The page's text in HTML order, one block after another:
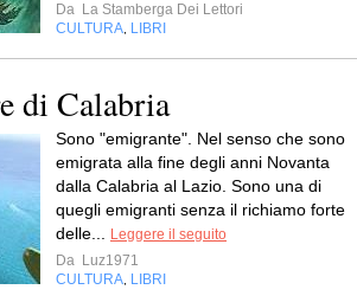
Da La Stamberga Dei Lettori
CULTURA LIBRI
di Calabria
Sono "emigrante". Nel senso che sono
emigrata alla fine degli anni Novanta
dalla Calabria al Lazio. Sono una di
quegli emigranti senza il richiamo forte
delle...
Leggere il seguito
Da Luz1971
CULTURA LIBRI